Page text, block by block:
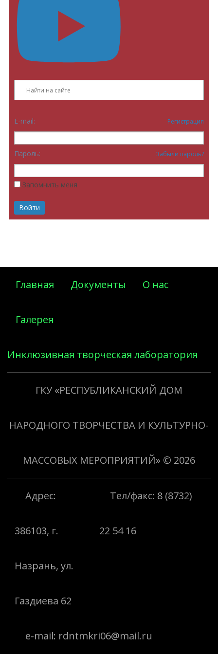
E-mail: Регистрация
Пароль: Забыли пароль?
Запомнить меня
Главная Документы О нас
Галерея
Инклюзивная творческая лаборатория
«Творить добро»
ГКУ «РЕСПУБЛИКАНСКИЙ ДОМ
НАРОДНОГО ТВОРЧЕСТВА И КУЛЬТУРНО-
МАССОВЫХ МЕРОПРИЯТИЙ» © 2026
Адрес:
386103, г.
Назрань, ул.
Газдиева 62
Тел/факс: 8 (8732)
22 54 16
e-mail: rdntmkri06@mail.ru